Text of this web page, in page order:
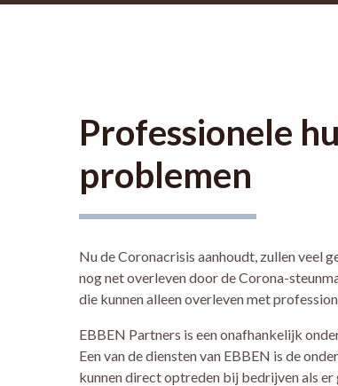
Professionele
problemen
Nu de Coronacrisis aanhoudt, zullen veel
nog net overleven door de Corona-
die kunnen alleen overleven met
EBBEN Partners is een onafhankelijk
Een van de diensten van EBBEN is de
kunnen direct optreden bij bedrijven als